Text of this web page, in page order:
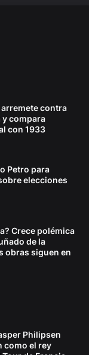
arremete contra
y compara
con 1933
Petro para
elecciones
Crece polémica
de la
obras siguen en
Philipsen
como el rey